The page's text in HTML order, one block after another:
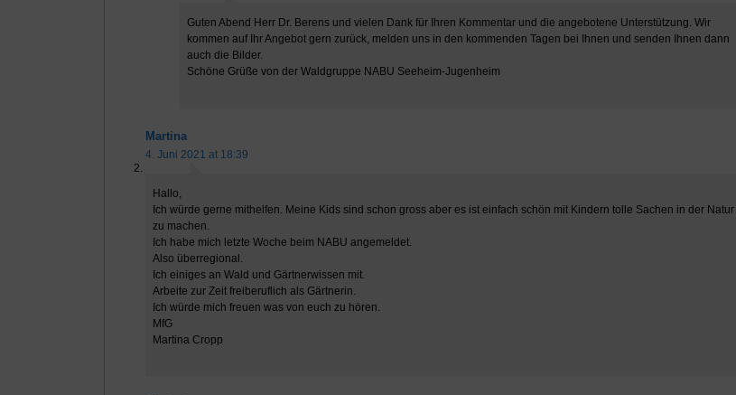
Guten Abend Herr Dr. Berens und vielen Dank für Ihren Kommentar und die angebotene Unterstützung. Wir
kommen auf Ihr Angebot gern zurück, melden uns in den kommenden Tagen bei Ihnen und senden Ihnen dann
auch die Bilder.
Schöne Grüße von der Waldgruppe NABU Seeheim-Jugenheim
Martina
4. Juni 2021 at 18:39
Hallo,
Ich würde gerne mithelfen. Meine Kids sind schon gross aber es ist einfach schön mit Kindern tolle Sachen in der Natur
zu machen.
Ich habe mich letzte Woche beim NABU angemeldet.
Also überregional.
Ich einiges an Wald und Gärtnerwissen mit.
Arbeite zur Zeit freiberuflich als Gärtnerin.
Ich würde mich freuen was von euch zu hören.
MfG
Martina Cropp